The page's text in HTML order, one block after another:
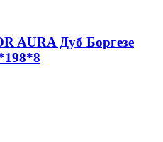
AURA Дуб Боргезе